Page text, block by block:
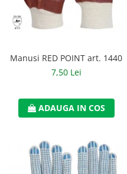
Manusi RED POINT art. 1440
7,50 Lei
ADAUGA IN COS